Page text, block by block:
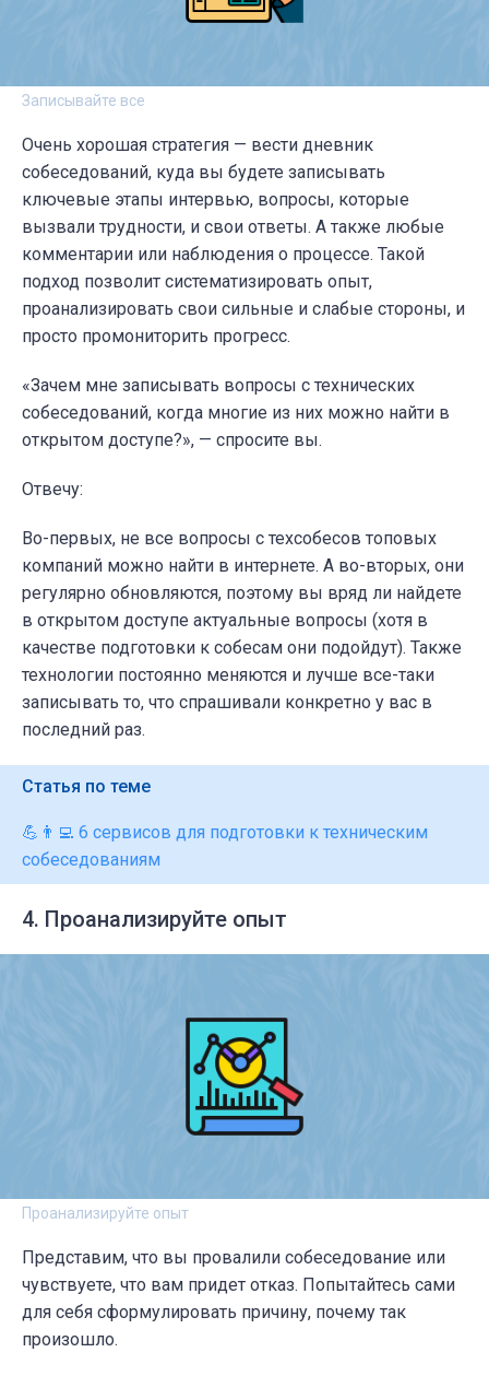
Записывайте все
Очень хорошая стратегия — вести дневник
собеседований, куда вы будете записывать
ключевые этапы интервью, вопросы, которые
вызвали трудности, и свои ответы. А также любые
комментарии или наблюдения о процессе. Такой
подход позволит систематизировать опыт,
проанализировать свои сильные и слабые стороны, и
просто промониторить прогресс.
«Зачем мне записывать вопросы с технических
собеседований, когда многие из них можно найти в
открытом доступе?», — спросите вы.
Отвечу:
Во-первых, не все вопросы с техсобесов топовых
компаний можно найти в интернете. А во-вторых, они
регулярно обновляются, поэтому вы вряд ли найдете
в открытом доступе актуальные вопросы (хотя в
качестве подготовки к собесам они подойдут). Также
технологии постоянно меняются и лучше все-таки
записывать то, что спрашивали конкретно у вас в
последний раз.
Статья по теме
💪👨‍💻 6 сервисов для подготовки к техническим
собеседованиям
4. Проанализируйте опыт
Проанализируйте опыт
Представим, что вы провалили собеседование или
чувствуете, что вам придет отказ. Попытайтесь сами
для себя сформулировать причину, почему так
произошло.